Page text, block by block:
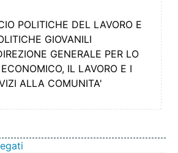
POLITICHE DEL LAVORO E
GIOVANILI
GENERALE PER LO
IL LAVORO E I
ALLA COMUNITA'